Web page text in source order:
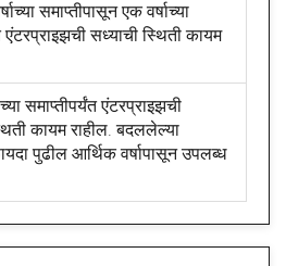
समाप्तीपासून एक वर्षाच्या
एंटरप्राइझची सध्याची स्थिती कायम
समाप्तीपर्यंत एंटरप्राइझची
कायम राहील. बदललेल्या
पुढील आर्थिक वर्षापासून उपलब्ध